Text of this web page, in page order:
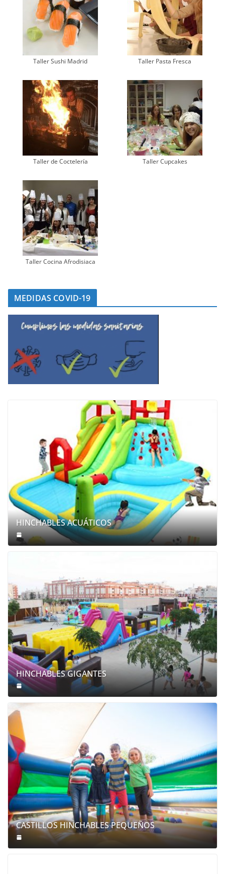
Taller Sushi Madrid Taller Pasta Fresca
Taller de Coctelería Taller Cupcakes
Taller Cocina Afrodisiaca
MEDIDAS COVID-19
HINCHABLES ACUÁTICOS
HINCHABLES GIGANTES
CASTILLOS HINCHABLES PEQUEÑOS